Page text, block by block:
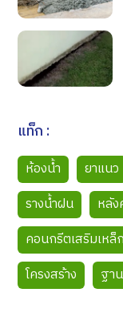
แท็ก :
ห้องน้ำ ยาแนว
รางน้ำฝน
หลัง
คอนกรีตเสริมเหล็ก
โครงสร้าง
ฐา